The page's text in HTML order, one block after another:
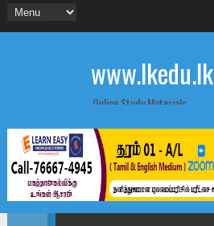
www.lkedu.lk
Online Study Materials